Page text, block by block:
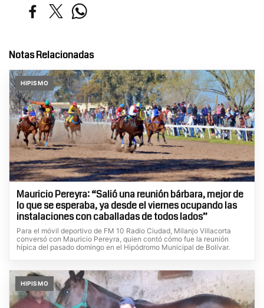
Notas Relacionadas
HIPISMO
Mauricio Pereyra: “Salió una reunión bárbara, mejor de
lo que se esperaba, ya desde el viernes ocupando las
instalaciones con caballadas de todos lados”
Para el móvil deportivo de FM 10 Radio Ciudad, Milanjo Villacorta
conversó con Mauricio Pereyra, quien contó cómo fue la reunión
hípica del pasado domingo en el Hipódromo Municipal de Bolívar.
HIPISMO